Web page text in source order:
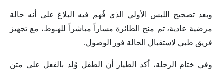
وبعد تصحيح اللبس الأولي الذي فُهم فيه البلاغ على أنه حالة
مرضية عادية، تم منح الطائرة مساراً مباشراً للهبوط، مع تجهيز
فريق طبي لاستقبال الحالة فور الوصول.
وفي ختام الرحلة، أكد الطيار أن الطفل وُلد بالفعل على متن